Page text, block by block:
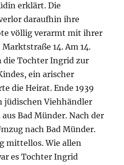
erklärt. Die
daraufhin ihre
völlig verarmt mit ihrer
14. Am 14.
die Tochter Ingrid zur
ein arischer
die Heirat. Ende 1939
jüdischen Viehhändler
Bad Münder. Nach der
nach Bad Münder.
mittellos. Wie allen
es Tochter Ingrid